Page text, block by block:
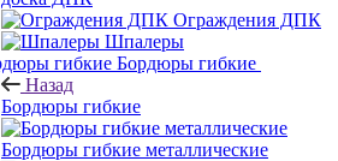
Ограждения ДПК
Шпалеры
Бордюры гибкие
Назад
Бордюры гибкие
Бордюры гибкие металлические